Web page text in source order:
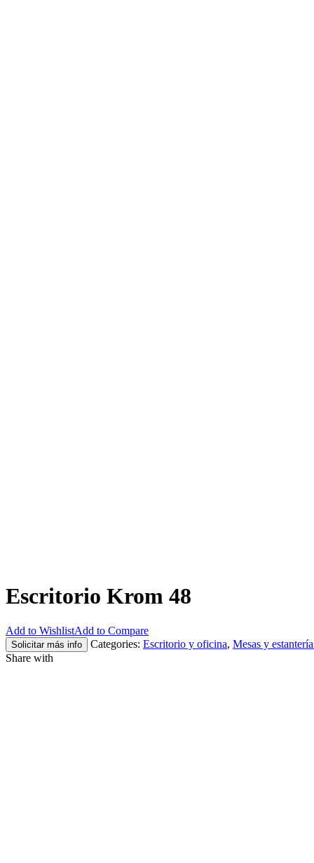
Escritorio Krom 48
Add to WishlistAdd to Compare
Solicitar más info Categories: Escritorio y oficina, Mesas y
Share with